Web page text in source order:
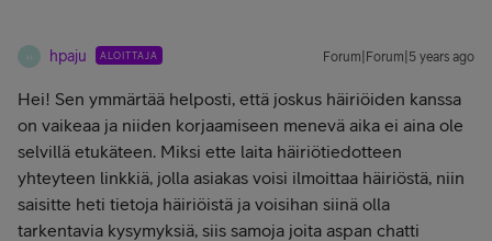
H hpaju ALOITTAJA Forum|Forum|5 years ago
Hei! Sen ymmärtää helposti, että joskus häiriöiden kanssa
on vaikeaa ja niiden korjaamiseen menevä aika ei aina ole
selvillä etukäteen. Miksi ette laita häiriötiedotteen
yhteyteen linkkiä, jolla asiakas voisi ilmoittaa häiriöstä, niin
saisitte heti tietoja häiriöistä ja voisihan siinä olla
tarkentavia kysymyksiä, siis samoja joita aspan chatti